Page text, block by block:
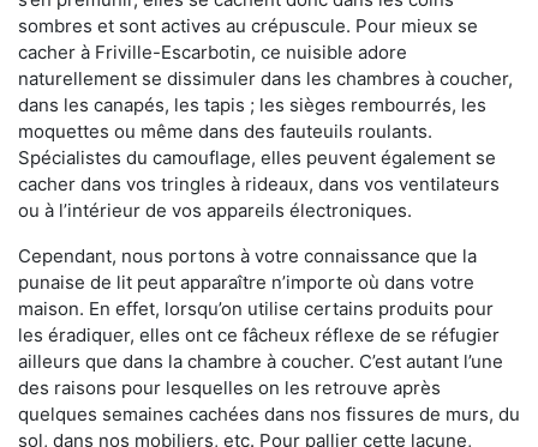
sombres et sont actives au crépuscule. Pour mieux se
cacher à Friville-Escarbotin, ce nuisible adore
naturellement se dissimuler dans les chambres à coucher,
dans les canapés, les tapis ; les sièges rembourrés, les
moquettes ou même dans des fauteuils roulants.
Spécialistes du camouflage, elles peuvent également se
cacher dans vos tringles à rideaux, dans vos ventilateurs
ou à l’intérieur de vos appareils électroniques.
Cependant, nous portons à votre connaissance que la
punaise de lit peut apparaître n’importe où dans votre
maison. En effet, lorsqu’on utilise certains produits pour
les éradiquer, elles ont ce fâcheux réflexe de se réfugier
ailleurs que dans la chambre à coucher. C’est autant l’une
des raisons pour lesquelles on les retrouve après
quelques semaines cachées dans nos fissures de murs, du
sol, dans nos mobiliers, etc. Pour pallier cette lacune,